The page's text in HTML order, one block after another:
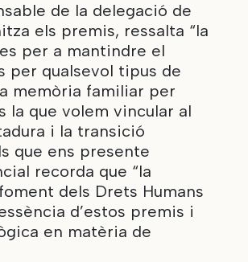
de la delegació de
els premis, ressalta “la
per a mantindre el
per qualsevol tipus de
memòria familiar per
la que volem vincular al
i la transició
que ens presente
recorda que “la
dels Drets Humans
d’estos premis i
en matèria de